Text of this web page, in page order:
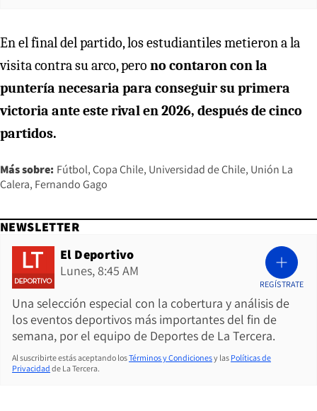
En el final del partido, los estudiantiles metieron a la
visita contra su arco, pero no contaron con la
puntería necesaria para conseguir su primera
victoria ante este rival en 2026, después de cinco
partidos.
Más sobre: Fútbol Copa Chile Universidad de Chile Unión La
Calera Fernando Gago
NEWSLETTER
El Deportivo
Lunes, 8:45 AM
Una selección especial con la cobertura y análisis de
los eventos deportivos más importantes del fin de
semana, por el equipo de Deportes de La Tercera.
REGÍSTRATE
Al suscribirte estás aceptando losTérminos y Condicionesy las Políticas de
Privacidad de La Tercera.